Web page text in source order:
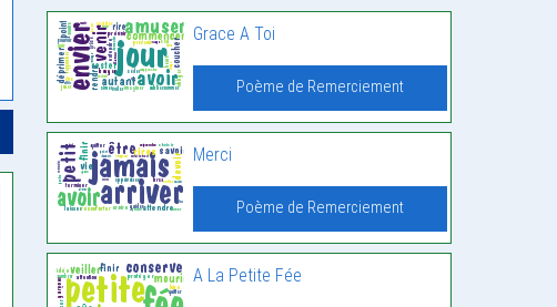
Grace A Toi
Poème de Remerciement
Merci
Poème de Remerciement
A La Petite Fée